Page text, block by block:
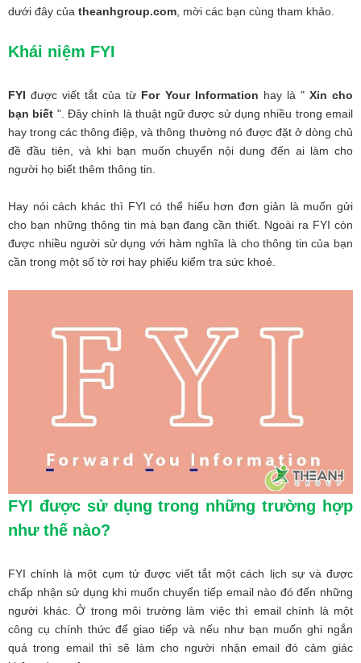
dưới đây của theanhgroup.com , mời các bạn cùng tham khảo.
Khái niệm FYI
FYI được viết tắt của từ For Your Information hay là " Xin cho
bạn biết ". Đây chính là thuật ngữ được sử dụng nhiều trong email
hay trong các thông điệp, và thông thường nó được đặt ở dòng chủ
đề đầu tiên, và khi bạn muốn chuyển nội dung đến ai làm cho
người họ biết thêm thông tin.
Hay nói cách khác thì FYI có thể hiểu hơn đơn giản là muốn gửi
cho bạn những thông tin mà bạn đang cần thiết. Ngoài ra FYI còn
được nhiều người sử dụng với hàm nghĩa là cho thông tin của bạn
cần trong một số tờ rơi hay phiếu kiểm tra sức khoẻ.
FYI được sử dụng trong những trường hợp
như thế nào?
FYI chính là một cụm tử được viết tắt một cách lịch sự và được
chấp nhận sử dụng khi muốn chuyển tiếp email nào đó đến những
người khác. Ở trong môi trường làm việc thì email chính là một
công cụ chính thức để giao tiếp và nếu như bạn muốn ghi ngắn
quá trong email thì sẽ làm cho người nhận email đó cảm giác